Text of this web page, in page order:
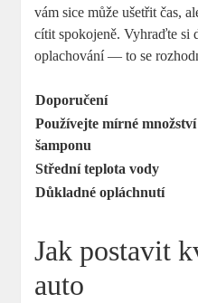
vám sice může ušetřit čas,
cítit spokojeně. Vyhraďte si
oplachování — to se
Doporučení
Používejte mírné množství
šamponu
Střední teplota vody
Důkladné opláchnutí
Jak postavit
auto